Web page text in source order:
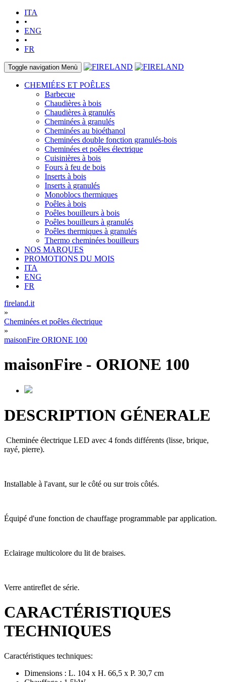
ITA
•
ENG
•
FR
Toggle navigation Menù
CHEMIÉES ET POÊLES
Barbecue
Chaudières à bois
Chaudières à granulés
Cheminées à granulés
Cheminées au bioéthanol
Cheminées double fonction granulés-bois
Cheminées et poêles électrique
Cuisinières à bois
Fours à feu de bois
Inserts à bois
Inserts à granulés
Monoblocs thermiques
Poêles à bois
Poêles bouilleurs à bois
Poêles bouilleurs à granulés
Poêles thermiques à granulés
Thermo cheminées bouilleurs
NOS MARQUES
PROMOTIONS DU MOIS
ITA
ENG
FR
fireland.it
»
Cheminées et poêles électrique
»
maisonFire ORIONE 100
maisonFire - ORIONE 100
DESCRIPTION GÉNERALE
Cheminée électrique LED avec 4 fonds différents (lisse, brique,
rayé, pierre).
Installable à l'avant, sur le côté ou sur trois côtés.
Équipé d'une fonction de chauffage programmable par application.
Eclairage multicolore du lit de braises.
Verre antireflet de série.
CARACTÉRISTIQUES
TECHNIQUES
Caractéristiques techniques:
Dimensions : L. 104 x H. 66,5 x P. 30,7 cm